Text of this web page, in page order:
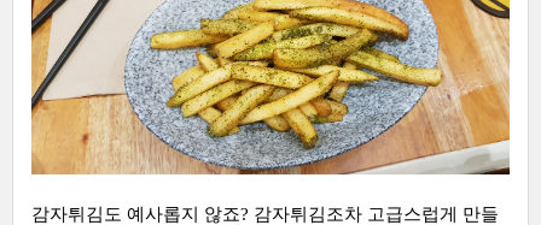
감자튀김도 예사롭지 않죠? 감자튀김조차 고급스럽게 만들